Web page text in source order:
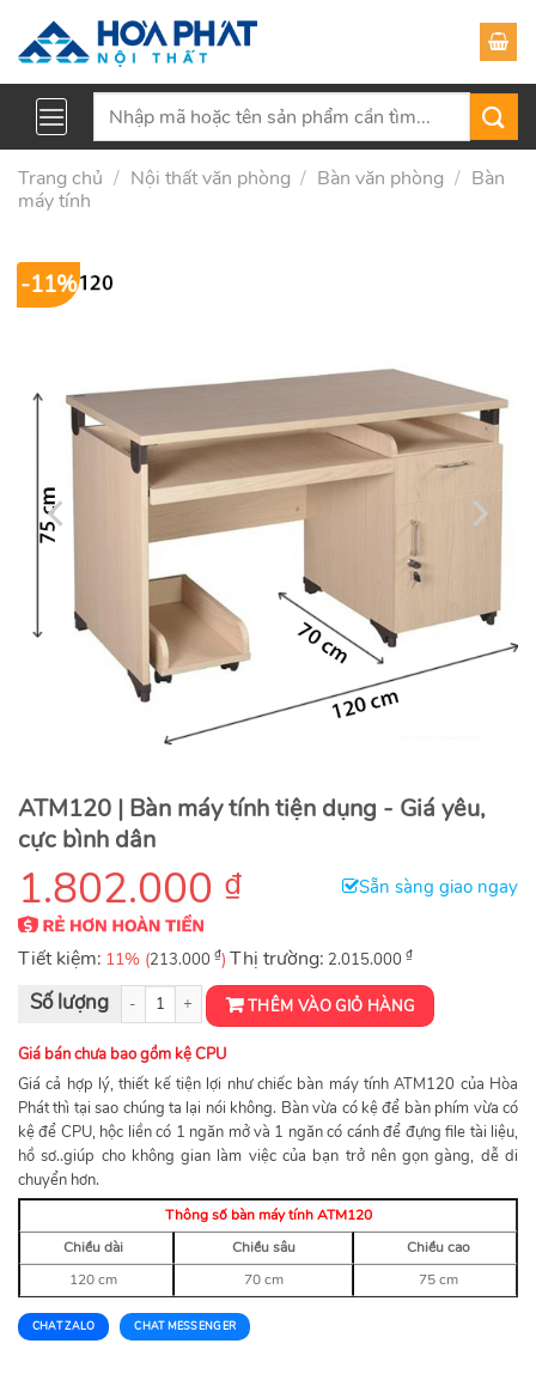
Tìm
Trang chủ / Nội thất văn phòng / Bàn văn phòng / Bàn
máy tính
-11%
ATM120 | Bàn máy tính tiện dụng - Giá yêu,
cực bình dân
1.802.000 ₫ Sẵn sàng giao ngay
Tiết kiệm: 11% (213.000 ₫) Thị trường: 2.015.000 ₫
Bàn máy tính ATM120 số lượng THÊM VÀO GIỎ HÀNG
Giá bán chưa bao gồm kệ CPU
Giá cả hợp lý, thiết kế tiện lợi như chiếc bàn máy tính ATM120 của Hòa
Phát thì tại sao chúng ta lại nói không. Bàn vừa có kệ để bàn phím vừa có
kệ để CPU, hộc liền có 1 ngăn mở và 1 ngăn có cánh để đựng file tài liệu,
hồ sơ..giúp cho không gian làm việc của bạn trở nên gọn gàng, dễ di
chuyển hơn.
Thông số bàn máy tính ATM120
Chiều dài
Chiều sâu
Chiều cao
120 cm
70 cm 75 cm
CHAT ZALO CHAT MESSENGER